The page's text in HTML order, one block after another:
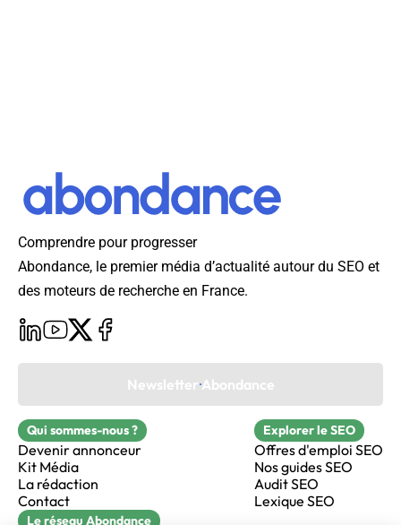
Comprendre pour progresser
Abondance, le premier média d’actualité autour du SEO et
des moteurs de recherche en France.
Newsletter Abondance
Qui sommes-nous ?
Devenir annonceur
Kit Média
La rédaction
Contact
Explorer le SEO
Offres d'emploi SEO
Nos guides SEO
Audit SEO
Lexique SEO
Le réseau Abondance